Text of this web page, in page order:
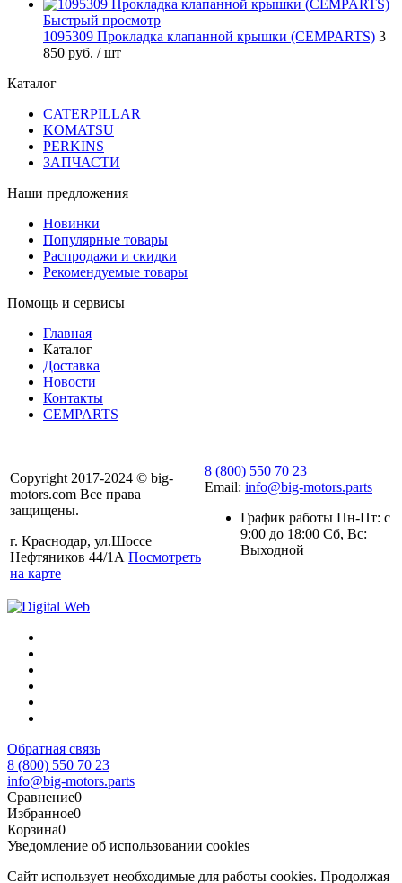
Быстрый просмотр
1095309 Прокладка клапанной крышки (CEMPARTS) 3
850 руб. / шт
Каталог
CATERPILLAR
KOMATSU
PERKINS
ЗАПЧАСТИ
Наши предложения
Новинки
Популярные товары
Распродажи и скидки
Рекомендуемые товары
Помощь и сервисы
Главная
Каталог
Доставка
Новости
Контакты
CEMPARTS
Copyright 2017-2024 © big-
motors.com Все права
защищены.
г. Краснодар, ул.Шоссе
Нефтяников 44/1А Посмотреть
на карте
8 (800) 550 70 23
Email: info@big-motors.parts
График работы Пн-Пт: с
9:00 до 18:00 Сб, Вс:
Выходной
Обратная связь
8 (800) 550 70 23
info@big-motors.parts
Сравнение0
Избранное0
Корзина0
Уведомление об использовании cookies
Сайт использует необходимые для работы cookies. Продолжая